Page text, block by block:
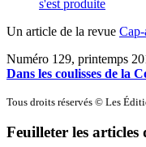
s'est produite
Un article de la revue
Numéro 129, printemps
Dans les coulisses de la
Tous droits réservés © Les
Feuilleter les articles